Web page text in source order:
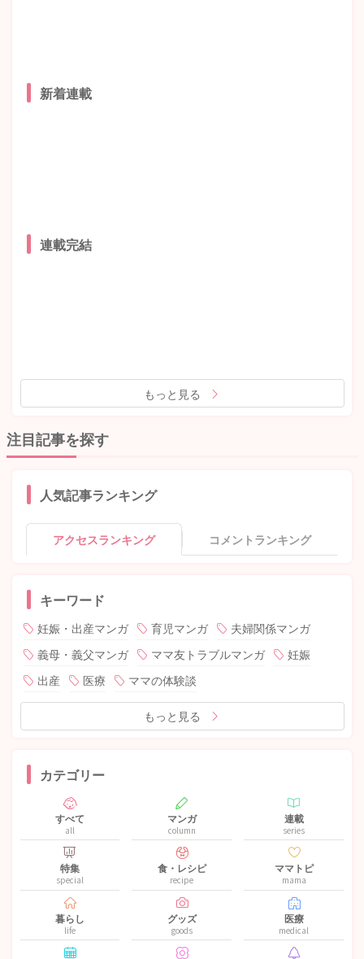
新着連載
連載完結
もっと見る
注目記事を探す
人気記事ランキング
アクセスランキング コメントランキング
キーワード
妊娠・出産マンガ 育児マンガ
夫婦関係マンガ
義母・義父マンガ
ママ友トラブルマンガ
妊娠
出産
医療 ママの体験談
もっと見る
カテゴリー
すべて
all
マンガ
column
連載
series
特集
special
食・レシピ
recipe
ママトピ
mama
暮らし
life
グッズ
goods
医療
medical